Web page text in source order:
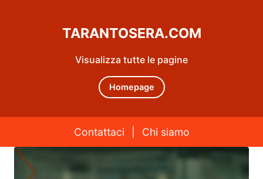
Visualizza tutte le pagine
TARANTOSERA.COM
Homepage
Contattaci Chi siamo
Skip to content